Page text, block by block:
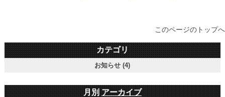
このページのトップへ
カテゴリ
お知らせ (4)
月別アーカイブ